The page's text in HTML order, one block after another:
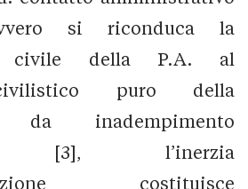
si riconduca la
civile della P.A. al
puro della
da inadempimento
[3], l’inerzia
costituisce